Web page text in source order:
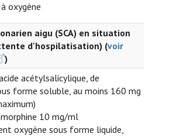
oxygène
aigu (SCA) en situation
d'hospilatisation) (voir
)
acétylsalicylique, de
forme soluble, au moins 160 mg
10 mg/ml
oxygène sous forme liquide,